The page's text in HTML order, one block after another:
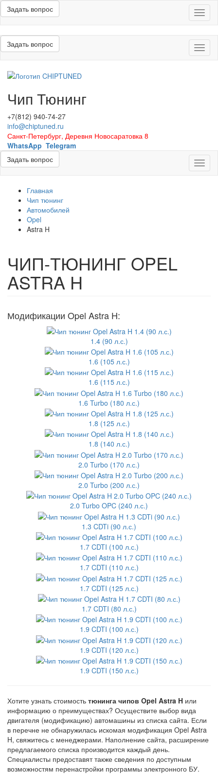
Меню
Задать вопрос
Меню
Задать вопрос
Чип Тюнинг
+7(812) 940-74-27
info@chiptuned.ru
Санкт-Петербург, Деревня Новосаратовка 8
WhatsApp Telegram
Меню
Задать вопрос
Главная
Чип тюнинг
Автомобилей
Opel
Astra H
ЧИП-ТЮНИНГ OPEL
ASTRA H
Модификации Opel Astra H:
1.4 (90 л.с.)
1.6 (105 л.с.)
1.6 (115 л.с.)
1.6 Turbo (180 л.с.)
1.8 (125 л.с.)
1.8 (140 л.с.)
2.0 Turbo (170 л.с.)
2.0 Turbo (200 л.с.)
2.0 Turbo OPC (240 л.с.)
1.3 CDTi (90 л.с.)
1.7 CDTI (100 л.с.)
1.7 CDTI (110 л.с.)
1.7 CDTI (125 л.с.)
1.7 CDTI (80 л.с.)
1.9 CDTI (100 л.с.)
1.9 CDTI (120 л.с.)
1.9 CDTI (150 л.с.)
Хотите узнать стоимость тюнинга чипов Opel Astra H или
информацию о преимуществах? Осуществите выбор вида
двигателя (модификацию) автомашины из списка сайта. Если
в перечне не обнаружилась искомая модификация Opel Astra
H, свяжитесь с менеджерами. Наполнение сайта, расширение
предлагаемого списка производится каждый день.
Специалисты предоставят также сведения по доступным
возможностям перенастройки программы электронного БУ.